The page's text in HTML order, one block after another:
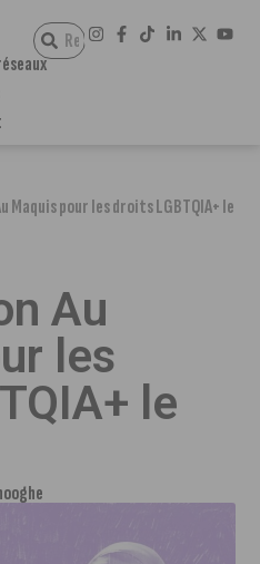
Maquis pour les droits LGBTQIA+ le
Au
les
le